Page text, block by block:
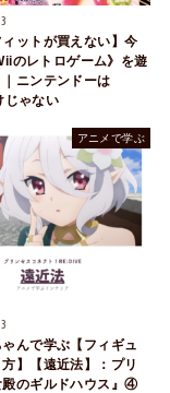
ィットが買えない】今
のレトロゲーム》を遊
ニンテンドーは
ゃない
アニメで学ぶ
んで学ぶ【フィギュ
】【遠近法】：プリ
殿のギルドハウス』④